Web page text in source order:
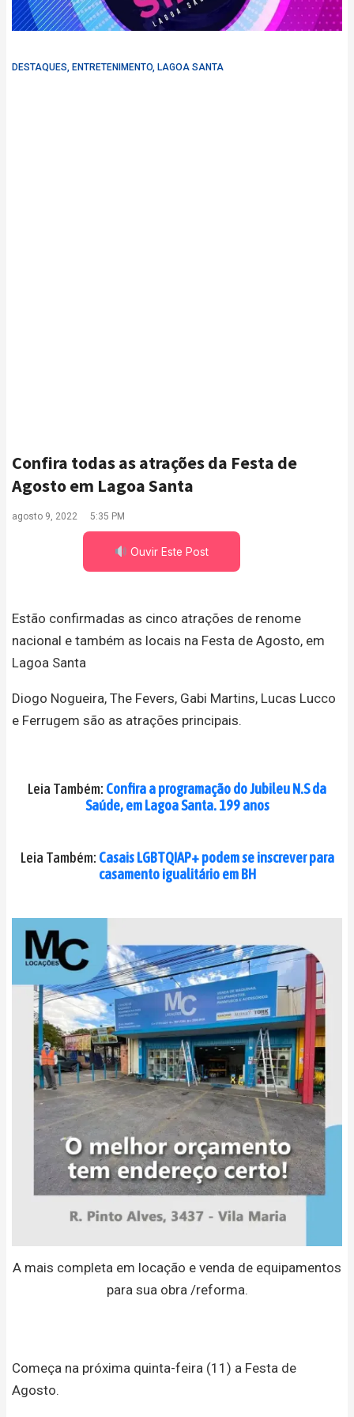
DESTAQUES, ENTRETENIMENTO, LAGOA SANTA
Confira todas as atrações da Festa de
Agosto em Lagoa Santa
agosto 9, 2022 5:35 PM
Ouvir Este Post
Estão confirmadas as cinco atrações de renome
nacional e também as locais na Festa de Agosto, em
Lagoa Santa
Diogo Nogueira, The Fevers, Gabi Martins, Lucas Lucco
e Ferrugem são as atrações principais.
Leia Também: Confira a programação do Jubileu N.S da
Saúde, em Lagoa Santa. 199 anos
Leia Também: Casais LGBTQIAP+ podem se inscrever para
casamento igualitário em BH
A mais completa em locação e venda de equipamentos
para sua obra /reforma.
Começa na próxima quinta-feira (11) a Festa de
Agosto.